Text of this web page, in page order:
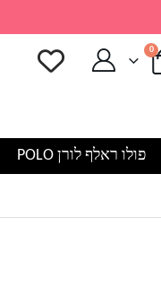
0
פולו ראלף לורן POLO